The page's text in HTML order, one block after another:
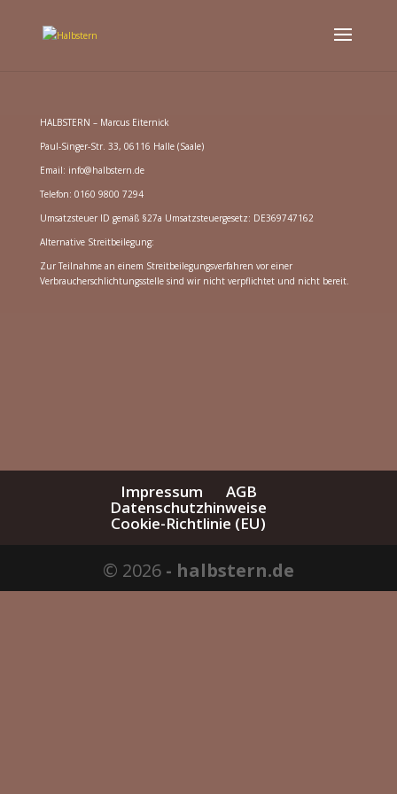
anzeigen*/
HALBSTERN – Marcus Eiternick
Paul-Singer-Str. 33, 06116 Halle (Saale)
Email: info@halbstern.de
Telefon: 0160 9800 7294
Umsatzsteuer ID gemäß §27a Umsatzsteuergesetz: DE369747162
Alternative Streitbeilegung:
Zur Teilnahme an einem Streitbeilegungsverfahren vor einer
Verbraucherschlichtungsstelle sind wir nicht verpflichtet und nicht bereit.
Impressum AGB
Datenschutzhinweise
Cookie-Richtlinie (EU)
© 2026 - halbstern.de